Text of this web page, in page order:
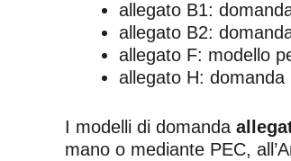
allegato B1:
allegato B2:
allegato F: modello
allegato H: domanda
I modelli di domanda
mano o mediante PEC,